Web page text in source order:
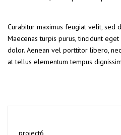
Curabitur maximus feugiat velit, sed
Maecenas turpis purus, tincidunt
dolor. Aenean vel porttitor libero,
at tellus elementum tempus
project6